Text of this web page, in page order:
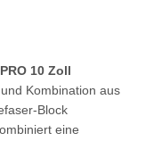
10 Zoll
Kombination aus
Block
eine